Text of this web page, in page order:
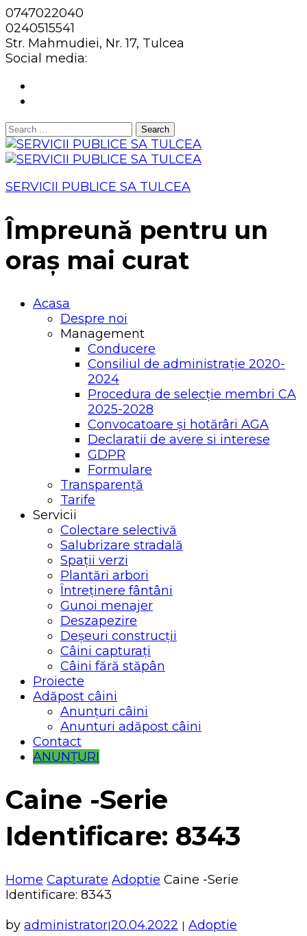
0747022040
0240515541
Str. Mahmudiei, Nr. 17, Tulcea
Social media:
Search
for:
SERVICII PUBLICE SA TULCEA
Împreună pentru un
oraș mai curat
Acasa
Despre noi
Management
Conducere
Consiliul de administrație 2020-
2024
Procedura de selecție membri CA
2025-2028
Convocatoare și hotărâri AGA
Declaratii de avere si interese
GDPR
Formulare
Transparență
Tarife
Servicii
Colectare selectivă
Salubrizare stradală
Spații verzi
Plantări arbori
Întreținere fântâni
Gunoi menajer
Deszapezire
Deșeuri construcții
Câini capturați
Câini fără stăpân
Proiecte
Adăpost câini
Anunțuri câini
Anunturi adăpost câini
Contact
ANUNȚURI
Caine -Serie
Identificare: 8343
Home Capturate Adoptie Caine -Serie
Identificare: 8343
by administrator|20.04.2022 | Adoptie